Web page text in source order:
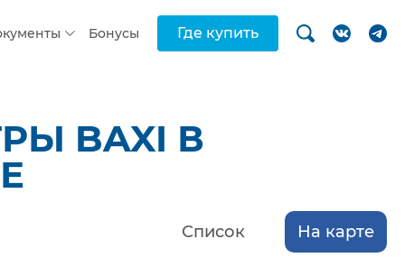
Бонусы Где купить
BAXI В
Список На карте